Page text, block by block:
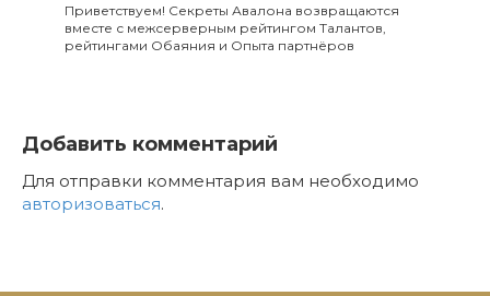
Приветствуем! Секреты Авалона возвращаются
вместе с межсерверным рейтингом Талантов,
рейтингами Обаяния и Опыта партнёров
Добавить комментарий
Для отправки комментария вам необходимо
авторизоваться.